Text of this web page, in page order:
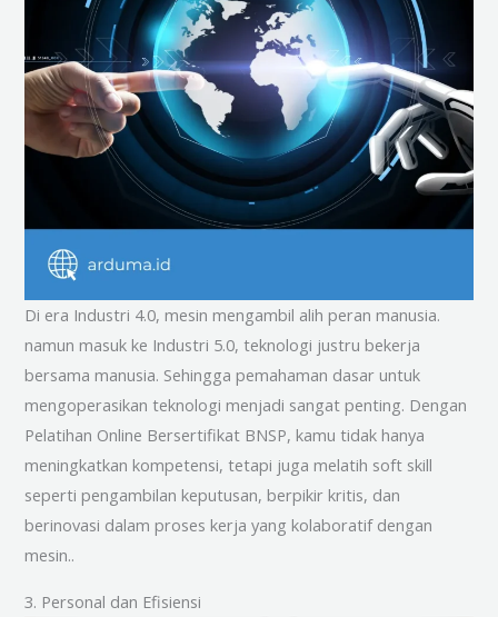
Di era Industri 4.0, mesin mengambil alih peran manusia.
namun masuk ke Industri 5.0, teknologi justru bekerja
bersama manusia. Sehingga pemahaman dasar untuk
mengoperasikan teknologi menjadi sangat penting. Dengan
Pelatihan Online Bersertifikat BNSP, kamu tidak hanya
meningkatkan kompetensi, tetapi juga melatih soft skill
seperti pengambilan keputusan, berpikir kritis, dan
berinovasi dalam proses kerja yang kolaboratif dengan
mesin..
3. Personal dan Efisiensi